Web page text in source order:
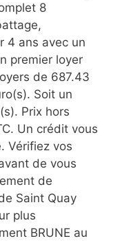
8
4 ans avec un
premier loyer
de 687.43
Soit un
Prix hors
Un crédit vous
Vérifiez vos
de vous
de
Saint Quay
plus
BRUNE au